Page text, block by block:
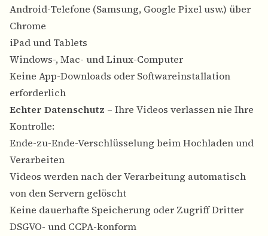
Android-Telefone (Samsung, Google Pixel usw.) über
Chrome
iPad und Tablets
Windows-, Mac- und Linux-Computer
Keine App-Downloads oder Softwareinstallation
erforderlich
Echter Datenschutz – Ihre Videos verlassen nie Ihre
Kontrolle:
Ende-zu-Ende-Verschlüsselung beim Hochladen und
Verarbeiten
Videos werden nach der Verarbeitung automatisch
von den Servern gelöscht
Keine dauerhafte Speicherung oder Zugriff Dritter
DSGVO- und CCPA-konform